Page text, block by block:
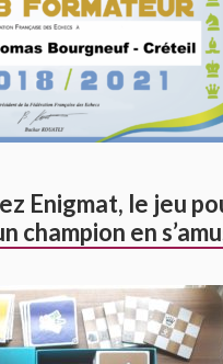
Enigmat, le jeu
champion en